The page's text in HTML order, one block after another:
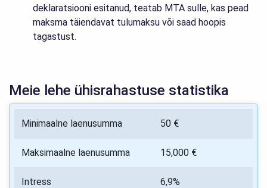
deklaratsiooni esitanud, teatab MTA sulle, kas pead
maksma täiendavat tulumaksu või saad hoopis
tagastust.
Meie lehe ühisrahastuse statistika
Minimaalne laenusumma 50 €
Maksimaalne laenusumma 15,000 €
Intress 6,9%